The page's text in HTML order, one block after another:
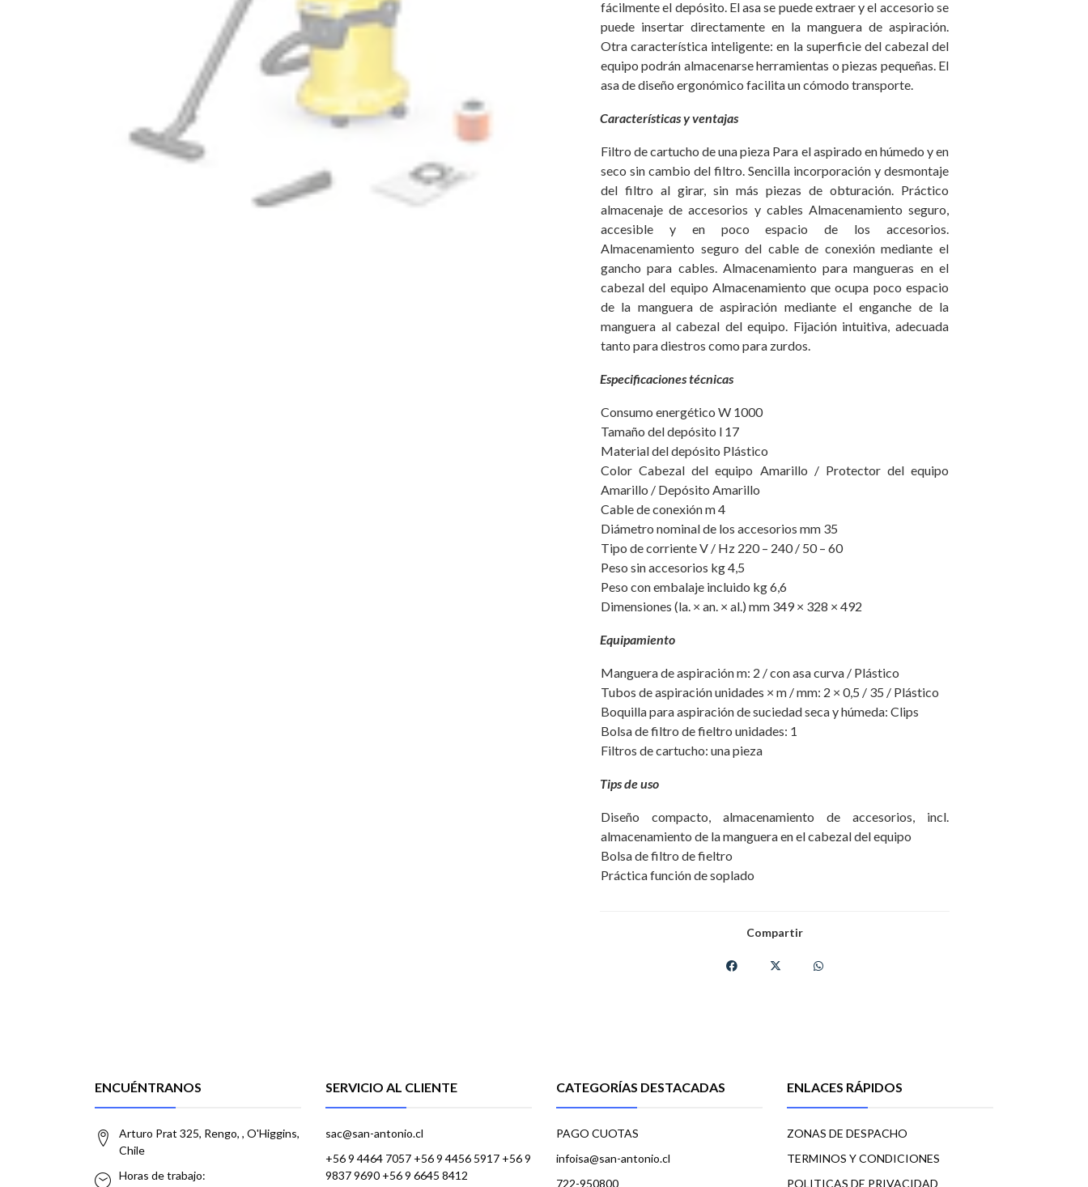
fácilmente el depósito. El asa se puede extraer y el accesorio se
puede insertar directamente en la manguera de aspiración.
Otra característica inteligente: en la superficie del cabezal del
equipo podrán almacenarse herramientas o piezas pequeñas. El
asa de diseño ergonómico facilita un cómodo transporte.
Características y ventajas
Filtro de cartucho de una pieza Para el aspirado en húmedo y en
seco sin cambio del filtro. Sencilla incorporación y desmontaje
del filtro al girar, sin más piezas de obturación. Práctico
almacenaje de accesorios y cables Almacenamiento seguro,
accesible y en poco espacio de los accesorios.
Almacenamiento seguro del cable de conexión mediante el
gancho para cables. Almacenamiento para mangueras en el
cabezal del equipo Almacenamiento que ocupa poco espacio
de la manguera de aspiración mediante el enganche de la
manguera al cabezal del equipo. Fijación intuitiva, adecuada
tanto para diestros como para zurdos.
Especificaciones técnicas
Consumo energético W 1000
Tamaño del depósito l 17
Material del depósito Plástico
Color Cabezal del equipo Amarillo / Protector del equipo
Amarillo / Depósito Amarillo
Cable de conexión m 4
Diámetro nominal de los accesorios mm 35
Tipo de corriente V / Hz 220 – 240 / 50 – 60
Peso sin accesorios kg 4,5
Peso con embalaje incluido kg 6,6
Dimensiones (la. × an. × al.) mm 349 × 328 × 492
Equipamiento
Manguera de aspiración m: 2 / con asa curva / Plástico
Tubos de aspiración unidades × m / mm: 2 × 0,5 / 35 / Plástico
Boquilla para aspiración de suciedad seca y húmeda: Clips
Bolsa de filtro de fieltro unidades: 1
Filtros de cartucho: una pieza
Tips de uso
Diseño compacto, almacenamiento de accesorios, incl.
almacenamiento de la manguera en el cabezal del equipo
Bolsa de filtro de fieltro
Práctica función de soplado
Compartir
ENCUÉNTRANOS
Arturo Prat 325, Rengo, , O'Higgins,
Chile
Horas de trabajo:
SERVICIO AL CLIENTE
sac@san-antonio.cl
+56 9 4464 7057 +56 9 4456 5917 +56 9
9837 9690 +56 9 6645 8412
CATEGORÍAS DESTACADAS
PAGO CUOTAS
infoisa@san-antonio.cl
722-950800
ENLACES RÁPIDOS
ZONAS DE DESPACHO
TERMINOS Y CONDICIONES
POLITICAS DE PRIVACIDAD